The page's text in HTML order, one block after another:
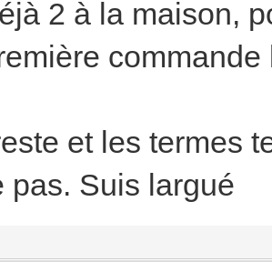
2 à la maison,
et les termes
pas. Suis largué